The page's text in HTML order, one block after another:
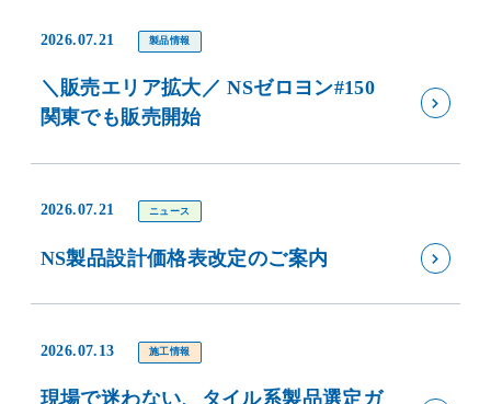
2026.07.21 製品情報
＼販売エリア拡大／ NSゼロヨン#150
関東でも販売開始
2026.07.21 ニュース
NS製品設計価格表改定のご案内
2026.07.13 施工情報
現場で迷わない、タイル系製品選定ガ